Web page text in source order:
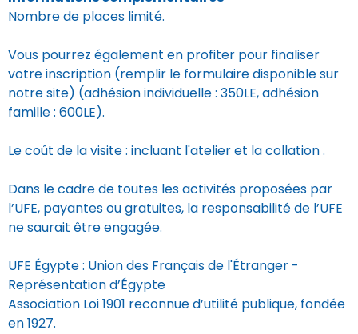
Nombre de places limité.
Vous pourrez également en profiter pour finaliser
votre inscription (remplir le formulaire disponible sur
notre site) (adhésion individuelle : 350LE, adhésion
famille : 600LE).
Le coût de la visite : incluant l'atelier et la collation .
Dans le cadre de toutes les activités proposées par
l’UFE, payantes ou gratuites, la responsabilité de l’UFE
ne saurait être engagée.
UFE Égypte : Union des Français de l'Étranger -
Représentation d’Égypte
Association Loi 1901 reconnue d’utilité publique, fondée
en 1927.